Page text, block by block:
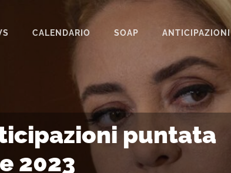
CALENDARIO SOAP
BEAUTIFUL
IL PARADISO DELLE SIGNORE
LA PROMESSA
SEGRETI DI FAMIGLIA
TEMPESTA D’AMORE
ANTICIPAZIONI
puntata
2023